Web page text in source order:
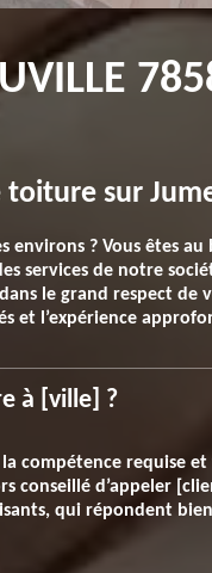
sur
? Vous êtes
services de notre
le grand respect de
et l’expérience
à [ville] ?
compétence requise
conseillé d’appeler
qui répondent